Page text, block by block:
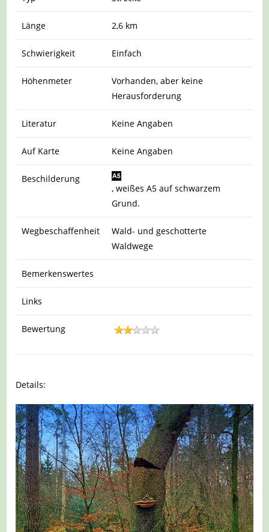
Länge 2,6 km
Schwierigkeit Einfach
Höhenmeter
Vorhanden, aber keine
Herausforderung
Literatur Keine Angaben
Auf Karte Keine Angaben
Beschilderung
, weißes A5 auf schwarzem
Grund.
Wegbeschaffenheit
Wald- und geschotterte
Waldwege
Bemerkenswertes
Links
Bewertung
Details: